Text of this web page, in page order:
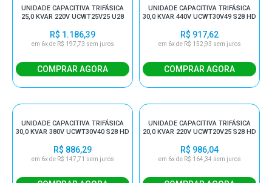
UNIDADE CAPACITIVA TRIFÁSICA
25,0 KVAR 220V UCWT25V25 U28
R$ 1.186,39
em 6x de R$ 197,73 sem juros
UNIDADE CAPACITIVA TRIFÁSICA
30,0 KVAR 440V UCWT30V49 S28 HD
R$ 917,62
em 6x de R$ 152,93 sem juros
UNIDADE CAPACITIVA TRIFÁSICA
30,0 KVAR 380V UCWT30V40 S28 HD
R$ 886,29
em 6x de R$ 147,71 sem juros
UNIDADE CAPACITIVA TRIFÁSICA
20,0 KVAR 220V UCWT20V25 S28 HD
R$ 986,04
em 6x de R$ 164,34 sem juros